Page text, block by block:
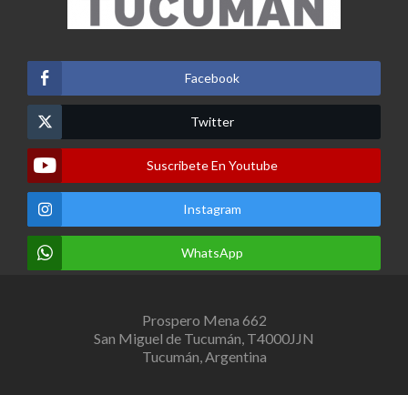
Facebook
Twitter
Suscribete En Youtube
Instagram
WhatsApp
Prospero Mena 662
San Miguel de Tucumán, T4000JJN
Tucumán, Argentina